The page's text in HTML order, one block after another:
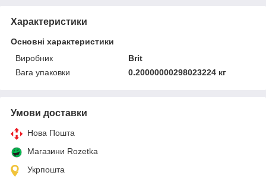
Характеристики
Основні характеристики
Виробник
Brit
Вага упаковки
0.20000000298023224 кг
Умови доставки
Нова Пошта
Магазини Rozetka
Укрпошта